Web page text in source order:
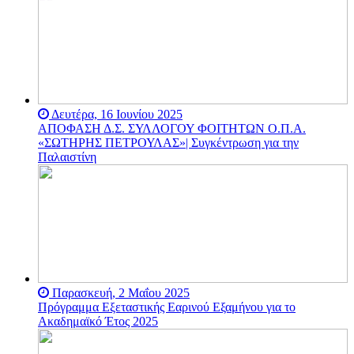
πολιτικού στελέχους του
κόμματος του Ερντογάν
και υποψήφιου στις
βουλευτικές εκλογές στη
χώρα το 2015, του Μελίχ
Μπουλού.
Το ακαδημαϊκό
τους για την υπεράσπιση
της αυτόνομης
δημοκρατικής
διακυβέρνησης των
δημόσιων πανεπιστημίων.
Η Ακαδημία είναι μόνιμα
Δευτέρα, 16 Ιουνίου 2025
ΑΠΟΦΑΣΗ Δ.Σ. ΣΥΛΛΟΓΟΥ ΦΟΙΤΗΤΩΝ Ο.Π.Α.
«ΣΩΤΗΡΗΣ ΠΕΤΡΟΥΛΑΣ»| Συγκέντρωση για την
Παλαιστίνη
Παρασκευή, 2 Μαΐου 2025
Πρόγραμμα Εξεταστικής Εαρινού Εξαμήνου για το
Ακαδημαϊκό Έτος 2025